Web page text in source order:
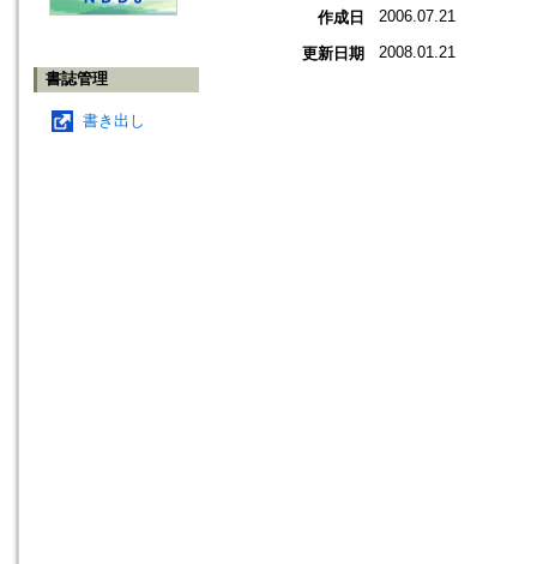
書誌管理
書き出し
作成日 2006.07.21
更新日期 2008.01.21